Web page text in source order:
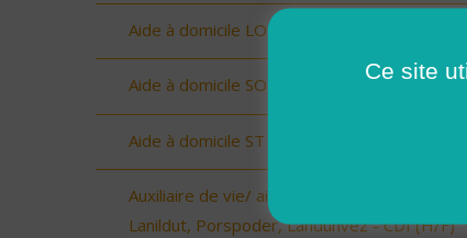
Aide à domicile LODEVE (H/F)
Aide à domicile SOMAILS (H/F)
Aide à domicile ST ANDRE DE SANGONIS (H/
Auxiliaire de vie/ aide à domicile - Plourin,
Lanildut, Porspoder, Landunvez - CDI (H/F)
Ce site